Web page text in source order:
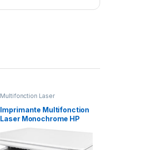
Multifonction Laser
Imprimante Multifonction
Laser Monochrome HP
M28a (W2G54A)